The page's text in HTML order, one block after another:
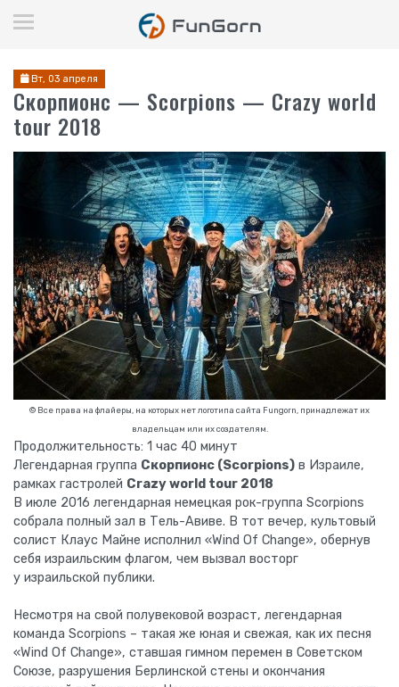
Вт, 03 апреля
Скорпионс — Scorpions — Crazy world
tour 2018
© Все права на флайеры, на которых нет логотипа сайта Fungorn, принадлежат их
владельцам или их создателям.
Продолжительность: 1 час 40 минут
Легендарная группа Скорпионс (Scorpions) в Израиле,
рамках гастролей Crazy world tour 2018
В июле 2016 легендарная немецкая рок-группа Scorpions
собрала полный зал в Тель-Авиве. В тот вечер, культовый
солист Клаус Майне исполнил «Wind Of Change», обернув
себя израильским флагом, чем вызвал восторг
у израильской публики.
Несмотря на свой полувековой возраст, легендарная
команда Scorpions – такая же юная и свежая, как их песня
«Wind Of Change», ставшая гимном перемен в Советском
Союзе, разрушения Берлинской стены и окончания